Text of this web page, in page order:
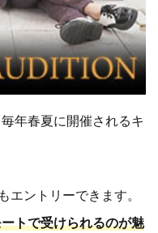
年春夏に開催されるキ
エントリーできます。
トで受けられるのが魅